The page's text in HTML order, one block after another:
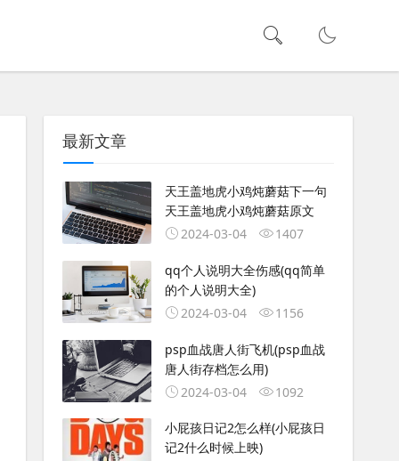
最新文章
天王盖地虎小鸡炖蘑菇下一句
天王盖地虎小鸡炖蘑菇原文
2024-03-04
1407
qq个人说明大全伤感(qq简单
的个人说明大全)
2024-03-04
1156
psp血战唐人街飞机(psp血战
唐人街存档怎么用)
2024-03-04
1092
小屁孩日记2怎么样(小屁孩日
记2什么时候上映)